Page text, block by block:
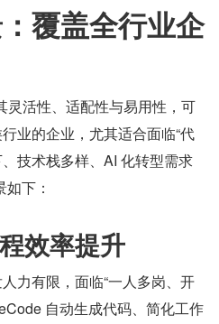
覆盖全行业企
灵活性、适配性与易用性，可
业的企业，尤其适合面临“代
技术栈多样、AI 化转型需求
下：
效率提升
力有限，面临“一人多岗、开
自动生成代码、简化工作